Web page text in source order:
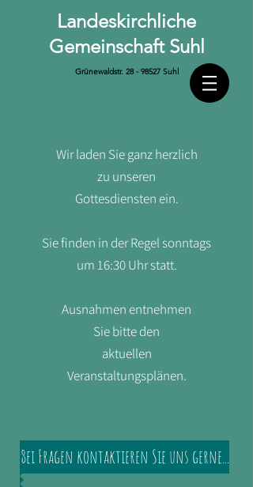
Landeskirchliche
Gemeinschaft Suhl
Grünewaldstr. 28 - 98527Suhl
Wir laden Sie ganz herzlich
zu unseren
Gottesdiensten ein.
Sie finden in der Regel sonntags
um 16:30 Uhr statt.
Ausnahmen entnehmen
Sie bitte den
aktuellen
Veranstaltungsplänen.
Bei Fragen kontaktieren Sie uns gerne...